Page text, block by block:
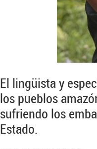
El lingüista y
los pueblos
sufriendo los
Estado.